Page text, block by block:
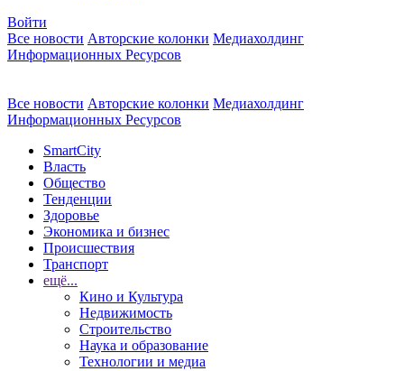
Войти
Все новости Авторские колонки Медиахолдинг
Информационных Ресурсов
Все новости Авторские колонки Медиахолдинг
Информационных Ресурсов
SmartCity
Власть
Общество
Тенденции
Здоровье
Экономика и бизнес
Происшествия
Транспорт
ещё...
Кино и Культура
Недвижимость
Строительство
Наука и образование
Технологии и медиа